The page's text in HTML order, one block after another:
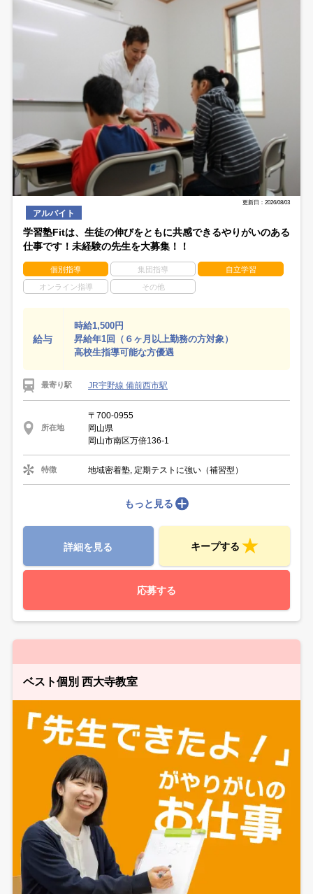
更新日：2026/08/03
アルバイト
学習塾Fitは、生徒の伸びをともに共感できるやりがいのある
仕事です！未経験の先生を大募集！！
個別指導 集団指導 自立学習
オンライン指導 その他
給与
時給1,500円
昇給年1回（６ヶ月以上勤務の方対象）
高校生指導可能な方優遇
最寄り駅 JR宇野線 備前西市駅
所在地
〒700-0955
岡山県
岡山市南区万倍136-1
特徴 地域密着塾, 定期テストに強い（補習型）
もっと見る
詳細を見る キープする
応募する
ベスト個別 西大寺教室